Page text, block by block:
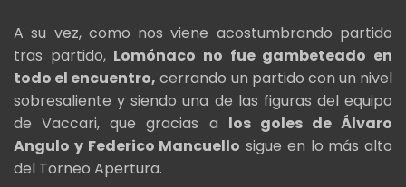
A su vez, como nos viene acostumbrando partido
tras partido, Lomónaco no fue gambeteado en
todo el encuentro, cerrando un partido con un nivel
sobresaliente y siendo una de las figuras del equipo
de Vaccari, que gracias a los goles de Álvaro
Angulo y Federico Mancuello sigue en lo más alto
del Torneo Apertura.